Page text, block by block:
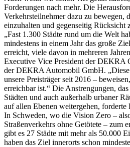
Forderungen nach mehr. Die
Verkehrsteilnehmer dazu zu bewegen,
einzuhalten und gegenseitig Rücksicht
„Fast 1.300 Städte rund um die Welt
mindestens in einem Jahr das große
erreicht, viele davon in mehreren
Executive Vice President der DEKRA
der DEKRA Automobil GmbH. „Diese
unsere Preisträger seit 2016 –
erreichbar ist.“ Die Anstrengungen,
Städten und auch außerhalb urbaner
auf allen Ebenen weitergehen, forderte
In Schweden, wo die Vision Zero –
Straßenverkehrs ohne Getötete – zum
gibt es 27 Städte mit mehr als 50.000
haben das Ziel innerorts schon